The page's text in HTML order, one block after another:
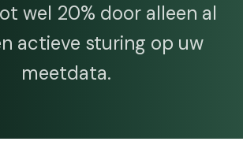
wel 20% door alleen al
actieve sturing op uw
meetdata.